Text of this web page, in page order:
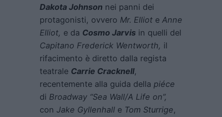
Dakota Johnson nei panni dei
protagonisti, ovvero Mr. Elliot e Anne
Elliot, e da Cosmo Jarvis in quelli del
Capitano Frederick Wentworth, il
rifacimento è diretto dalla regista
teatrale Carrie Cracknell,
recentemente alla guida della piéce
di Broadway “Sea Wall/A Life on”,
con Jake Gyllenhall e Tom Sturrige,